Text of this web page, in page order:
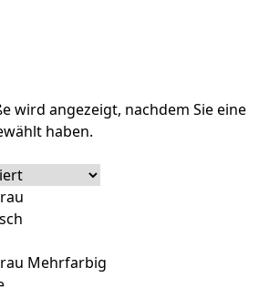
wird angezeigt, nachdem Sie eine
haben.